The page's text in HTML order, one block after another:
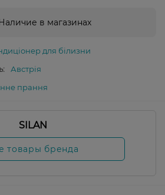
в магазинах
для білизни
Австрія
прання
SILAN
товары бренда